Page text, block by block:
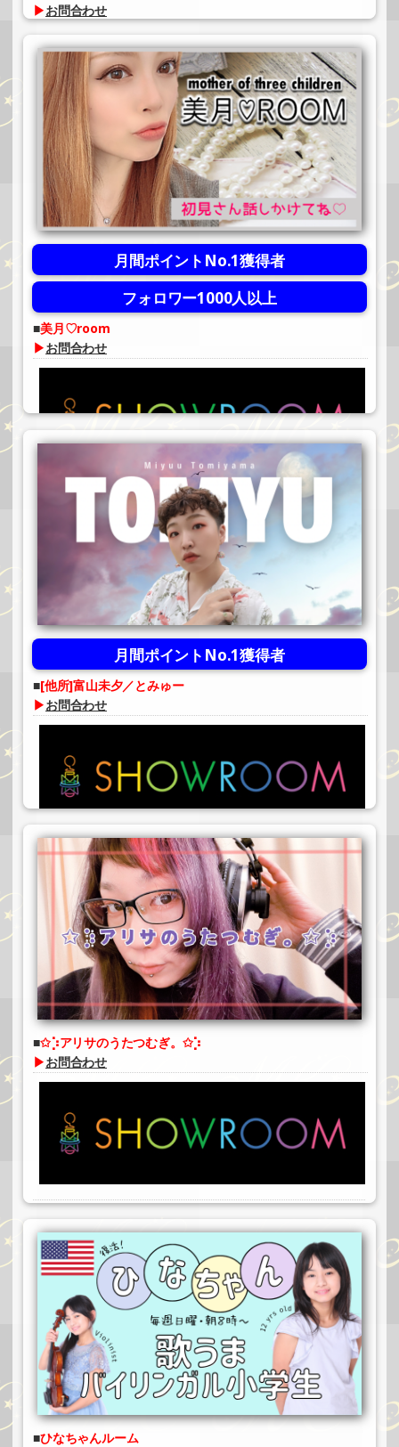
▶お問合わせ
月間ポイントNo.1獲得者
フォロワー1000人以上
美月♡room
▶お問合わせ
月間ポイントNo.1獲得者
[他所]富山未夕／とみゅー
▶お問合わせ
#富山未夕
✩⡱アリサのうたつむぎ。✩⡱
▶お問合わせ
ひなちゃんルーム